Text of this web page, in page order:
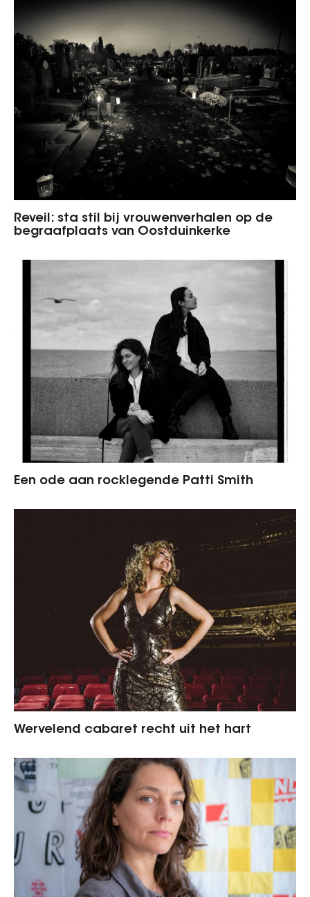
Reveil: sta stil bij vrouwenverhalen op de
begraafplaats van Oostduinkerke
Een ode aan rocklegende Patti Smith
Wervelend cabaret recht uit het hart